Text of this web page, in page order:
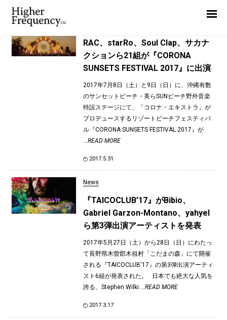
TAG: クラムボン
RAC、starRo、Soul Clap、サカナ
クションら21組が『CORONA
SUNSETS FESTIVAL 2017』に出演
2017年7月8日（土）と9日（日）に、沖縄有数
のサンセットビーチ・美らSUNビーチ野外音楽
特設ステージにて、「コロナ・エキストラ」が
プロデュースするリゾートビーチフェスティバ
ル『CORONA SUNSETS FESTIVAL 2017』が
...READ MORE
2017.5.31
News
『TAICOCLUB’17』がBibio、
Gabriel Garzon-Montano、yahyel
ら第3弾出演アーティストを発表
2017年5月27日（土）から28日（日）にわたっ
て長野県木曽郡木祖村「こだまの森」にて開催
される『TAICOCLUB'17』の第3弾出演アーティ
スト6組が発表された。 日本でも絶大な人気を
誇る、Stephen Wilki ...READ MORE
2017.3.17
News
Interview
Report